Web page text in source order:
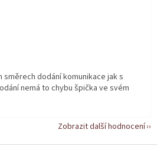
je 5 z 5 hvězdiček.
dodání komunikace jak s
nemá to chybu špička ve svém
Zobrazit další hodnocení